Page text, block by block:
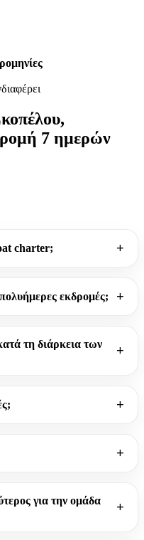
7 ημερών
charter;
εκδρομές;
τη διάρκεια των
για την ομάδα